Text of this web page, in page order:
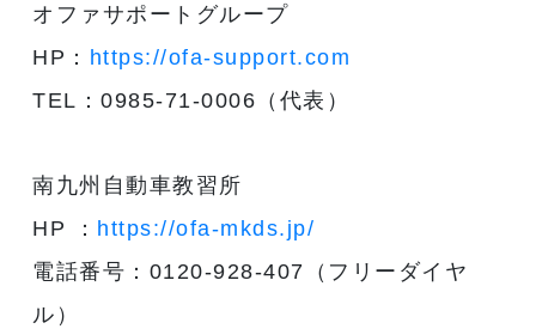
オファサポートグループ
HP： https://ofa-support.com
TEL：0985-71-0006（代表）
南九州自動車教習所
HP ： https://ofa-mkds.jp/
電話番号：0120-928-407（フリーダイヤ
ル）